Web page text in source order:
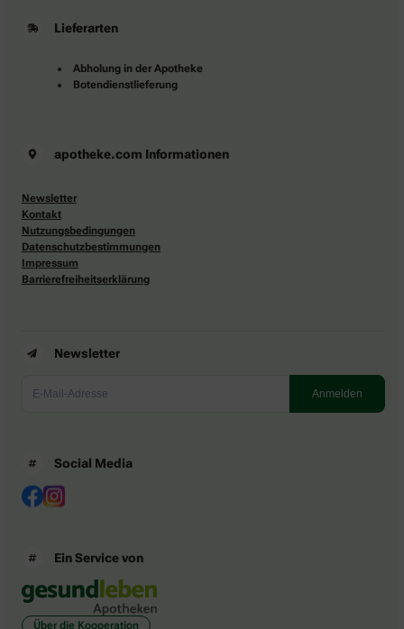
Lieferarten
Abholung in der Apotheke
Botendienstlieferung
apotheke.com Informationen
Newsletter
Kontakt
Nutzungsbedingungen
Datenschutzbestimmungen
Impressum
Barrierefreiheitserklärung
Newsletter
Social Media
Ein Service von
Über die Kooperation